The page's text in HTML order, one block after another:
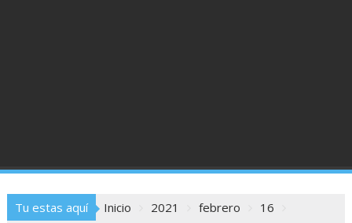
Tu estas aquí Inicio 2021 febrero
16